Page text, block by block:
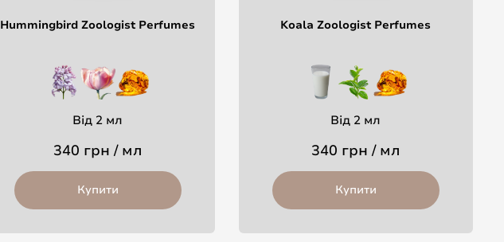
Hummingbird Zoologist Perfumes
Від 2 мл
340 грн / мл
Купити
Koala Zoologist Perfumes
Від 2 мл
340 грн / мл
Купити